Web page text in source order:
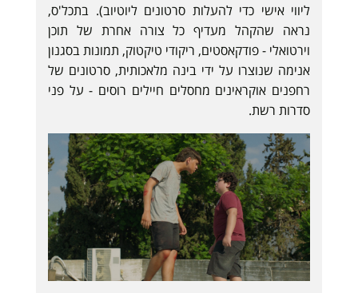
ליווי אישי כדי להעלות סרטונים ליוטיוב). בתכל'ס,
נראה שהקהל מעדיף כל צורה אחרת של תוכן
וירטואלי - פודקאסטים, ריקודי טיקטוק, תמונות בסגנון
אנימה שנוצרו על ידי בינה מלאכותית, סרטונים של
רחפנים אוקראינים מחסלים חיילים רוסים - על פני
סדרות רשת.